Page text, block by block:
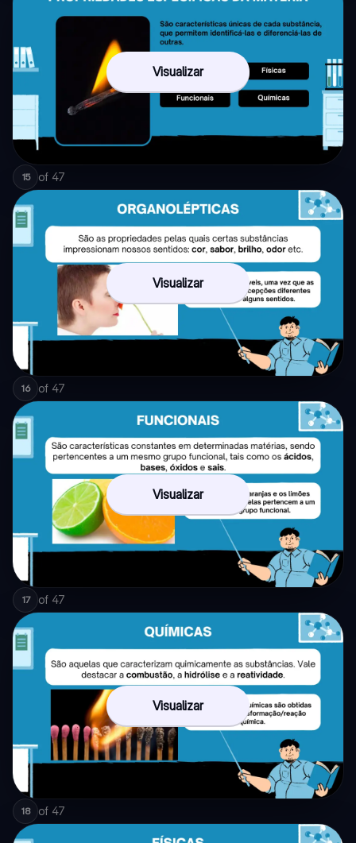
Visualizar
15 of 47
Visualizar
16 of 47
Visualizar
17 of 47
Visualizar
18 of 47